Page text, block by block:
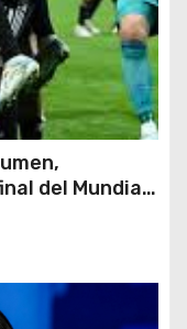
del Mundial